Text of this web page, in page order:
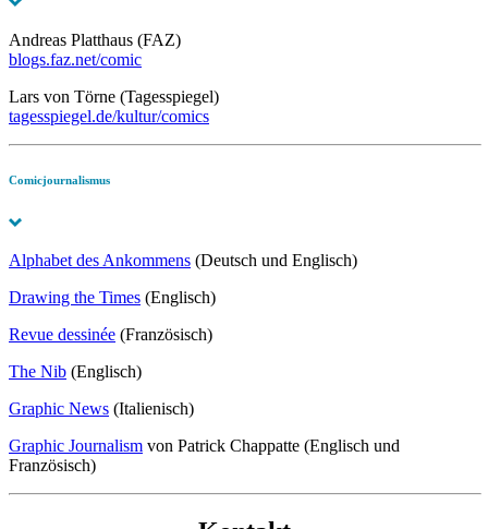
Andreas Platthaus (FAZ)
blogs.faz.net/comic
Lars von Törne (Tagesspiegel)
tagesspiegel.de/kultur/comics
Comicjournalismus
Alphabet des Ankommens (Deutsch und Englisch)
Drawing the Times (Englisch)
Revue dessinée (Französisch)
The Nib (Englisch)
Graphic News (Italienisch)
Graphic Journalism von Patrick Chappatte (Englisch und
Französisch)